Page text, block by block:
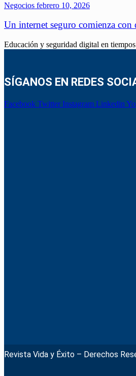
Negocios febrero 10, 2026
Un internet seguro comienza con
Educación y seguridad digital en
SÍGANOS EN REDES
Facebook Twitter Instagram Linkedin
Revista Vida y Éxito – Derechos